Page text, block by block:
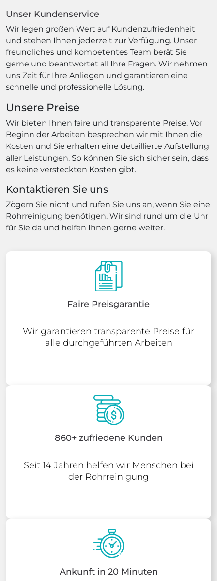
Unser Kundenservice
Wir legen großen Wert auf Kundenzufriedenheit
und stehen Ihnen jederzeit zur Verfügung. Unser
freundliches und kompetentes Team berät Sie
gerne und beantwortet all Ihre Fragen. Wir nehmen
uns Zeit für Ihre Anliegen und garantieren eine
schnelle und professionelle Lösung.
Unsere Preise
Wir bieten Ihnen faire und transparente Preise. Vor
Beginn der Arbeiten besprechen wir mit Ihnen die
Kosten und Sie erhalten eine detaillierte Aufstellung
aller Leistungen. So können Sie sich sicher sein, dass
es keine versteckten Kosten gibt.
Kontaktieren Sie uns
Zögern Sie nicht und rufen Sie uns an, wenn Sie eine
Rohrreinigung benötigen. Wir sind rund um die Uhr
für Sie da und helfen Ihnen gerne weiter.
Faire Preisgarantie
Wir garantieren transparente Preise für
alle durchgeführten Arbeiten
860+ zufriedene Kunden
Seit 14 Jahren helfen wir Menschen bei
der Rohrreinigung
Ankunft in 20 Minuten